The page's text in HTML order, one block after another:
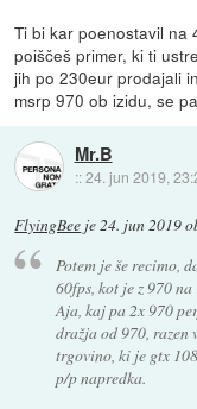
Ti bi kar poenostavil na
poiščeš primer, ki ti
jih po 230eur prodajali
msrp 970 ob izidu, se
Mr.B
::24. jun 2019,
FlyingBee je24. jun 2019
Potem je še recimo,
60fps, kot je z 970
Aja, kaj pa 2x 970
dražja od 970, razen
trgovino, ki je gtx
p/p napredka.